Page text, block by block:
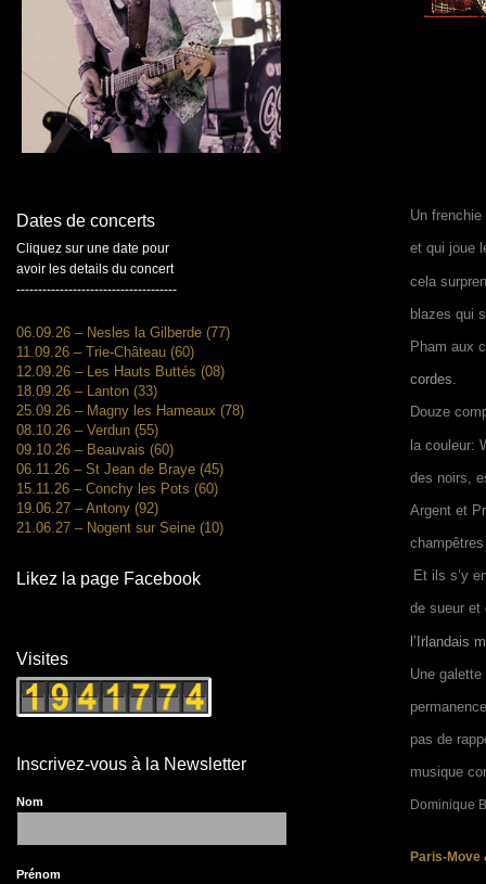
Un
et qui joue
cela
blazes qui
Pham aux
cordes.
Douze
la couleur:
des noirs,
Argent et
Et ils s’y
de sueur et
l’Irlandais
Une galette
pas de
musique
Dominique
Paris-Move
Dates de concerts
Cliquez sur une date pour
avoir les details du concert
-------------------------------------
06.09.26 – Nesles la Gilberde (77)
11.09.26 – Trie-Château (60)
12.09.26 – Les Hauts Buttés (08)
18.09.26 – Lanton (33)
25.09.26 – Magny les Hameaux (78)
08.10.26 – Verdun (55)
09.10.26 – Beauvais (60)
06.11.26 – St Jean de Braye (45)
15.11.26 – Conchy les Pots (60)
19.06.27 – Antony (92)
21.06.27 – Nogent sur Seine (10)
Likez la page Facebook
Visites
Inscrivez-vous à la Newsletter
Nom
Prénom